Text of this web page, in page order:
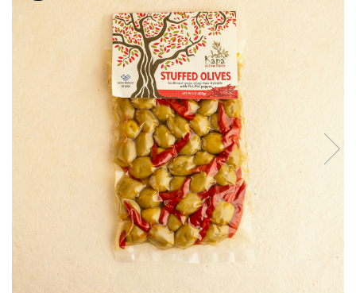
FĂINĂ FĂRĂ GLUTEN
BĂUTURI / LAPTE VEGETAL
OREZ ȘI CEREALE
PASTE
CREME ȘI PASTE TARTINABILE
CONDIMENTE
CIOCOLATĂ ȘI CACAO
HEALTHY SNACKS
LACTATE
BACANIE
PRODUSE ECO / ORGANICE